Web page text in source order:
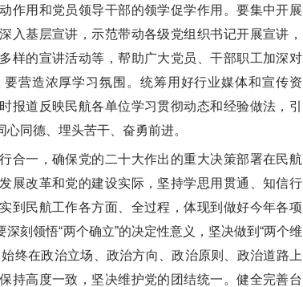
作用和党员领导干部的领学促学作用。要集中开展
入基层宣讲，示范带动各级党组织书记开展宣讲，
样的宣讲活动等，帮助广大党员、干部职工加深对
营造浓厚学习氛围。统筹用好行业媒体和宣传资
报道反映民航各单位学习贯彻动态和经验做法，引
同德、埋头苦干、奋勇前进。
一，确保党的二十大作出的重大决策部署在民航
展改革和党的建设实际，坚持学思用贯通、知信行
到民航工作各方面、全过程，体现到做好今年各项
刻领悟“两个确立”的决定性意义，坚决做到“两个维
终在政治立场、政治方向、政治原则、政治道路上
持高度一致，坚决维护党的团结统一。健全完善台